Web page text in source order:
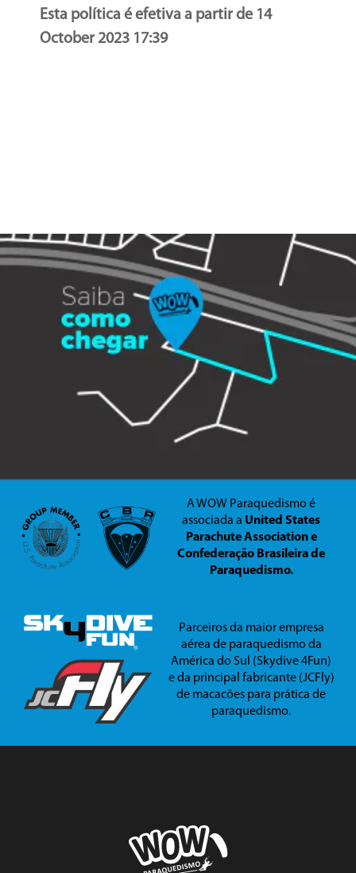
Esta política é efetiva a partir de 14
October 2023 17:39
A WOW Paraquedismo é
associada a United States
Parachute Association e
Confederação Brasileira de
Paraquedismo.
Parceiros da maior empresa
aérea de paraquedismo da
América do Sul (Skydive 4Fun)
e da principal fabricante (JCFly)
de macacões para prática de
paraquedismo.